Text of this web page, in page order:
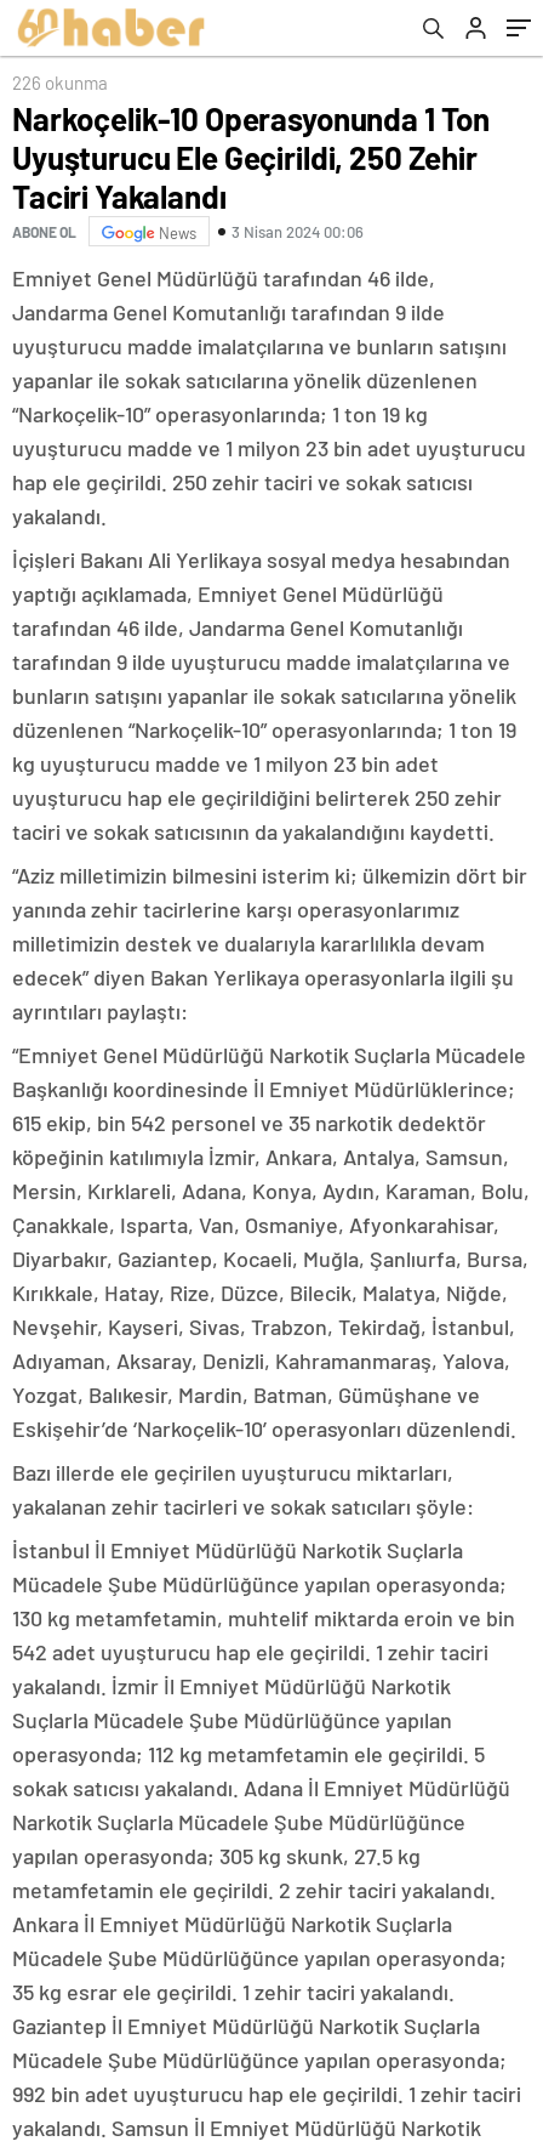
Yakalandı
226 okunma
Narkoçelik-10 Operasyonunda 1 Ton
Uyuşturucu Ele Geçirildi, 250 Zehir
Taciri Yakalandı
ABONE OL News 3 Nisan 2024 00:06
Emniyet Genel Müdürlüğü tarafından 46 ilde,
Jandarma Genel Komutanlığı tarafından 9 ilde
uyuşturucu madde imalatçılarına ve bunların satışını
yapanlar ile sokak satıcılarına yönelik düzenlenen
“Narkoçelik-10” operasyonlarında; 1 ton 19 kg
uyuşturucu madde ve 1 milyon 23 bin adet uyuşturucu
hap ele geçirildi. 250 zehir taciri ve sokak satıcısı
yakalandı.
İçişleri Bakanı Ali Yerlikaya sosyal medya hesabından
yaptığı açıklamada, Emniyet Genel Müdürlüğü
tarafından 46 ilde, Jandarma Genel Komutanlığı
tarafından 9 ilde uyuşturucu madde imalatçılarına ve
bunların satışını yapanlar ile sokak satıcılarına yönelik
düzenlenen “Narkoçelik-10” operasyonlarında; 1 ton 19
kg uyuşturucu madde ve 1 milyon 23 bin adet
uyuşturucu hap ele geçirildiğini belirterek 250 zehir
taciri ve sokak satıcısının da yakalandığını kaydetti.
“Aziz milletimizin bilmesini isterim ki; ülkemizin dört bir
yanında zehir tacirlerine karşı operasyonlarımız
milletimizin destek ve dualarıyla kararlılıkla devam
edecek” diyen Bakan Yerlikaya operasyonlarla ilgili şu
ayrıntıları paylaştı:
“Emniyet Genel Müdürlüğü Narkotik Suçlarla Mücadele
Başkanlığı koordinesinde İl Emniyet Müdürlüklerince;
615 ekip, bin 542 personel ve 35 narkotik dedektör
köpeğinin katılımıyla İzmir, Ankara, Antalya, Samsun,
Mersin, Kırklareli, Adana, Konya, Aydın, Karaman, Bolu,
Çanakkale, Isparta, Van, Osmaniye, Afyonkarahisar,
Diyarbakır, Gaziantep, Kocaeli, Muğla, Şanlıurfa, Bursa,
Kırıkkale, Hatay, Rize, Düzce, Bilecik, Malatya, Niğde,
Nevşehir, Kayseri, Sivas, Trabzon, Tekirdağ, İstanbul,
Adıyaman, Aksaray, Denizli, Kahramanmaraş, Yalova,
Yozgat, Balıkesir, Mardin, Batman, Gümüşhane ve
Eskişehir’de ‘Narkoçelik-10’ operasyonları düzenlendi.
Bazı illerde ele geçirilen uyuşturucu miktarları,
yakalanan zehir tacirleri ve sokak satıcıları şöyle:
İstanbul İl Emniyet Müdürlüğü Narkotik Suçlarla
Mücadele Şube Müdürlüğünce yapılan operasyonda;
130 kg metamfetamin, muhtelif miktarda eroin ve bin
542 adet uyuşturucu hap ele geçirildi. 1 zehir taciri
yakalandı. İzmir İl Emniyet Müdürlüğü Narkotik
Suçlarla Mücadele Şube Müdürlüğünce yapılan
operasyonda; 112 kg metamfetamin ele geçirildi. 5
sokak satıcısı yakalandı. Adana İl Emniyet Müdürlüğü
Narkotik Suçlarla Mücadele Şube Müdürlüğünce
yapılan operasyonda; 305 kg skunk, 27.5 kg
metamfetamin ele geçirildi. 2 zehir taciri yakalandı.
Ankara İl Emniyet Müdürlüğü Narkotik Suçlarla
Mücadele Şube Müdürlüğünce yapılan operasyonda;
35 kg esrar ele geçirildi. 1 zehir taciri yakalandı.
Gaziantep İl Emniyet Müdürlüğü Narkotik Suçlarla
Mücadele Şube Müdürlüğünce yapılan operasyonda;
992 bin adet uyuşturucu hap ele geçirildi. 1 zehir taciri
yakalandı. Samsun İl Emniyet Müdürlüğü Narkotik